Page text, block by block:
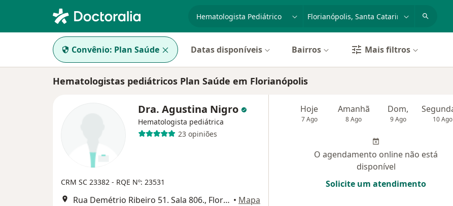
especialidade, doença ou nomecidade ou região
Convênio: Plan Saúde Datas disponíveis Bairros Mais filtros
Hematologistas pediátricos Plan Saúde em Florianópolis
Dra. Agustina Nigro
Hematologista pediátrica
23 opiniões
CRM SC 23382 - RQE Nº: 23531
Rua Demétrio Ribeiro 51. Sala 806., Florianópolis • Mapa
Hoje
7 Ago
Amanhã
8 Ago
Dom,
9 Ago 10 Ago
O agendamento online não está
disponível
Solicite um atendimento